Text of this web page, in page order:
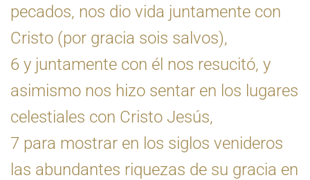
pecados, nos dio vida juntamente con
Cristo (por gracia sois salvos),
6 y juntamente con él nos resucitó, y
asimismo nos hizo sentar en los lugares
celestiales con Cristo Jesús,
7 para mostrar en los siglos venideros
las abundantes riquezas de su gracia en